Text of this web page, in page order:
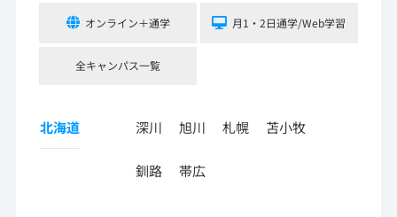
オンライン＋通学 月1・2日通学/Web学習
全キャンパス一覧
北海道 深川 旭川 札幌 苫小牧
釧路 帯広